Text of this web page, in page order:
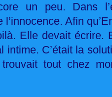
un peu. Dans
Afin
Elle devait écrire.
intime. C’était la
tout chez